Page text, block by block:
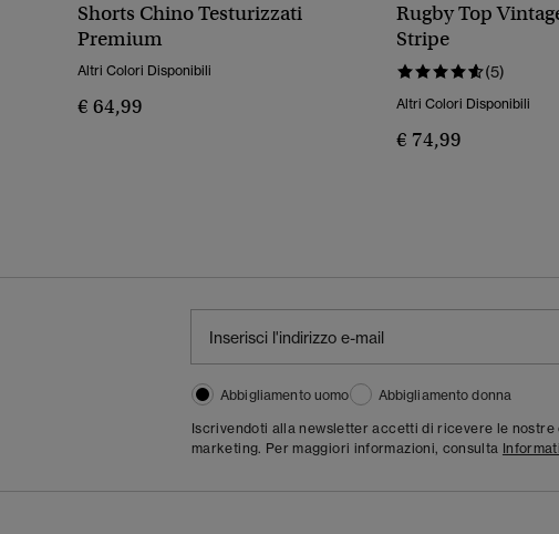
Shorts Chino Testurizzati
Premium
Altri Colori Disponibili
€ 64,99
Rugby Top
Stripe
(5)
Altri Colori Disponibili
€ 74,99
Abbigliamento uomo
Abbigliamento donna
Iscrivendoti alla newsletter accetti di ricevere le nostre
marketing. Per maggiori informazioni, consulta